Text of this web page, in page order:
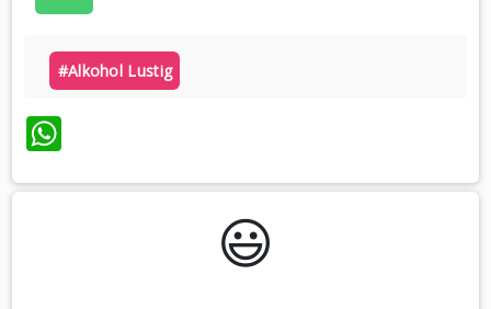
#alkohol Lustig
WhatsApp
😃️